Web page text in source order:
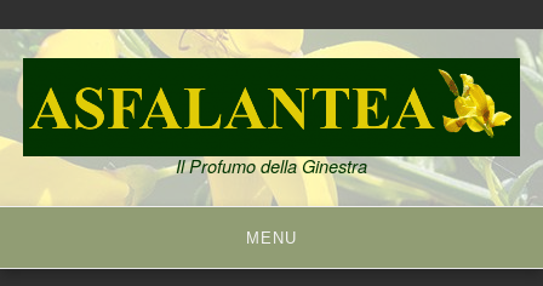
Skip
to
content
Il Profumo della Ginestra
MENU